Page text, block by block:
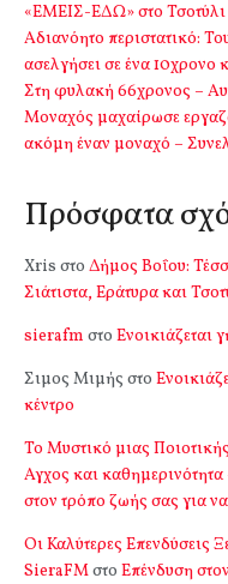
«ΕΜΕΙΣ-ΕΔΩ» στο Τσοτύλι
Αδιανόητο περιστατικό:
ασελγήσει σε ένα 10χρονο
Στη φυλακή 66χρονος –
Μοναχός μαχαίρωσε
ακόμη έναν μοναχό –
Πρόσφατα
Xris στο Δήμος Βοΐου:
Σιάτιστα, Εράτυρα και
sierafm στο Ενοικιάζεται
Σιμος Μιμής στο
κέντρο
Το Μυστικό μιας
Αγχος και
στον τρόπο ζωής σας για
Οι Καλύτερες Επενδύσεις
SieraFMστο Επένδυση